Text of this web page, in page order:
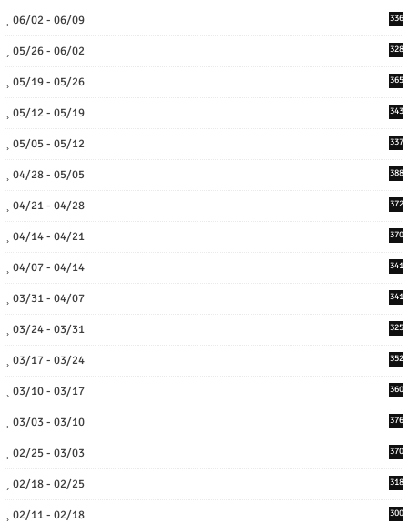
06/02 - 06/09 336
05/26 - 06/02 328
05/19 - 05/26 365
05/12 - 05/19 343
05/05 - 05/12 337
04/28 - 05/05 388
04/21 - 04/28 372
04/14 - 04/21 370
04/07 - 04/14 341
03/31 - 04/07 341
03/24 - 03/31 325
03/17 - 03/24 352
03/10 - 03/17 360
03/03 - 03/10 376
02/25 - 03/03 370
02/18 - 02/25 318
02/11 - 02/18 300